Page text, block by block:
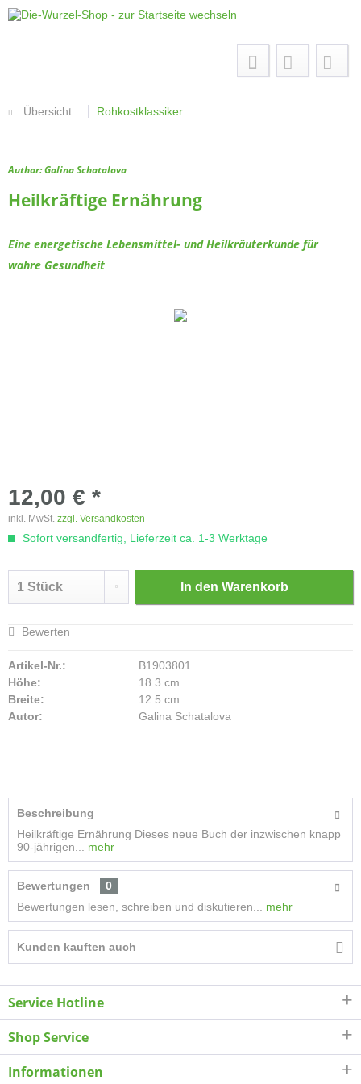
Übersicht Rohkostklassiker
Author: Galina Schatalova
Heilkräftige Ernährung
Eine energetische Lebensmittel- und Heilkräuterkunde für
wahre Gesundheit
12,00 € *
inkl. MwSt. zzgl. Versandkosten
Sofort versandfertig, Lieferzeit ca. 1-3 Werktage
In den Warenkorb
Bewerten
Artikel-Nr.:
B1903801
Höhe:
18.3 cm
Breite:
12.5 cm
Autor:
Galina Schatalova
Beschreibung
Heilkräftige Ernährung Dieses neue Buch der inzwischen knapp
90-jährigen...
mehr
Bewertungen
0
Bewertungen lesen, schreiben und diskutieren...
mehr
Kunden kauften auch
Service Hotline
Shop Service
Informationen